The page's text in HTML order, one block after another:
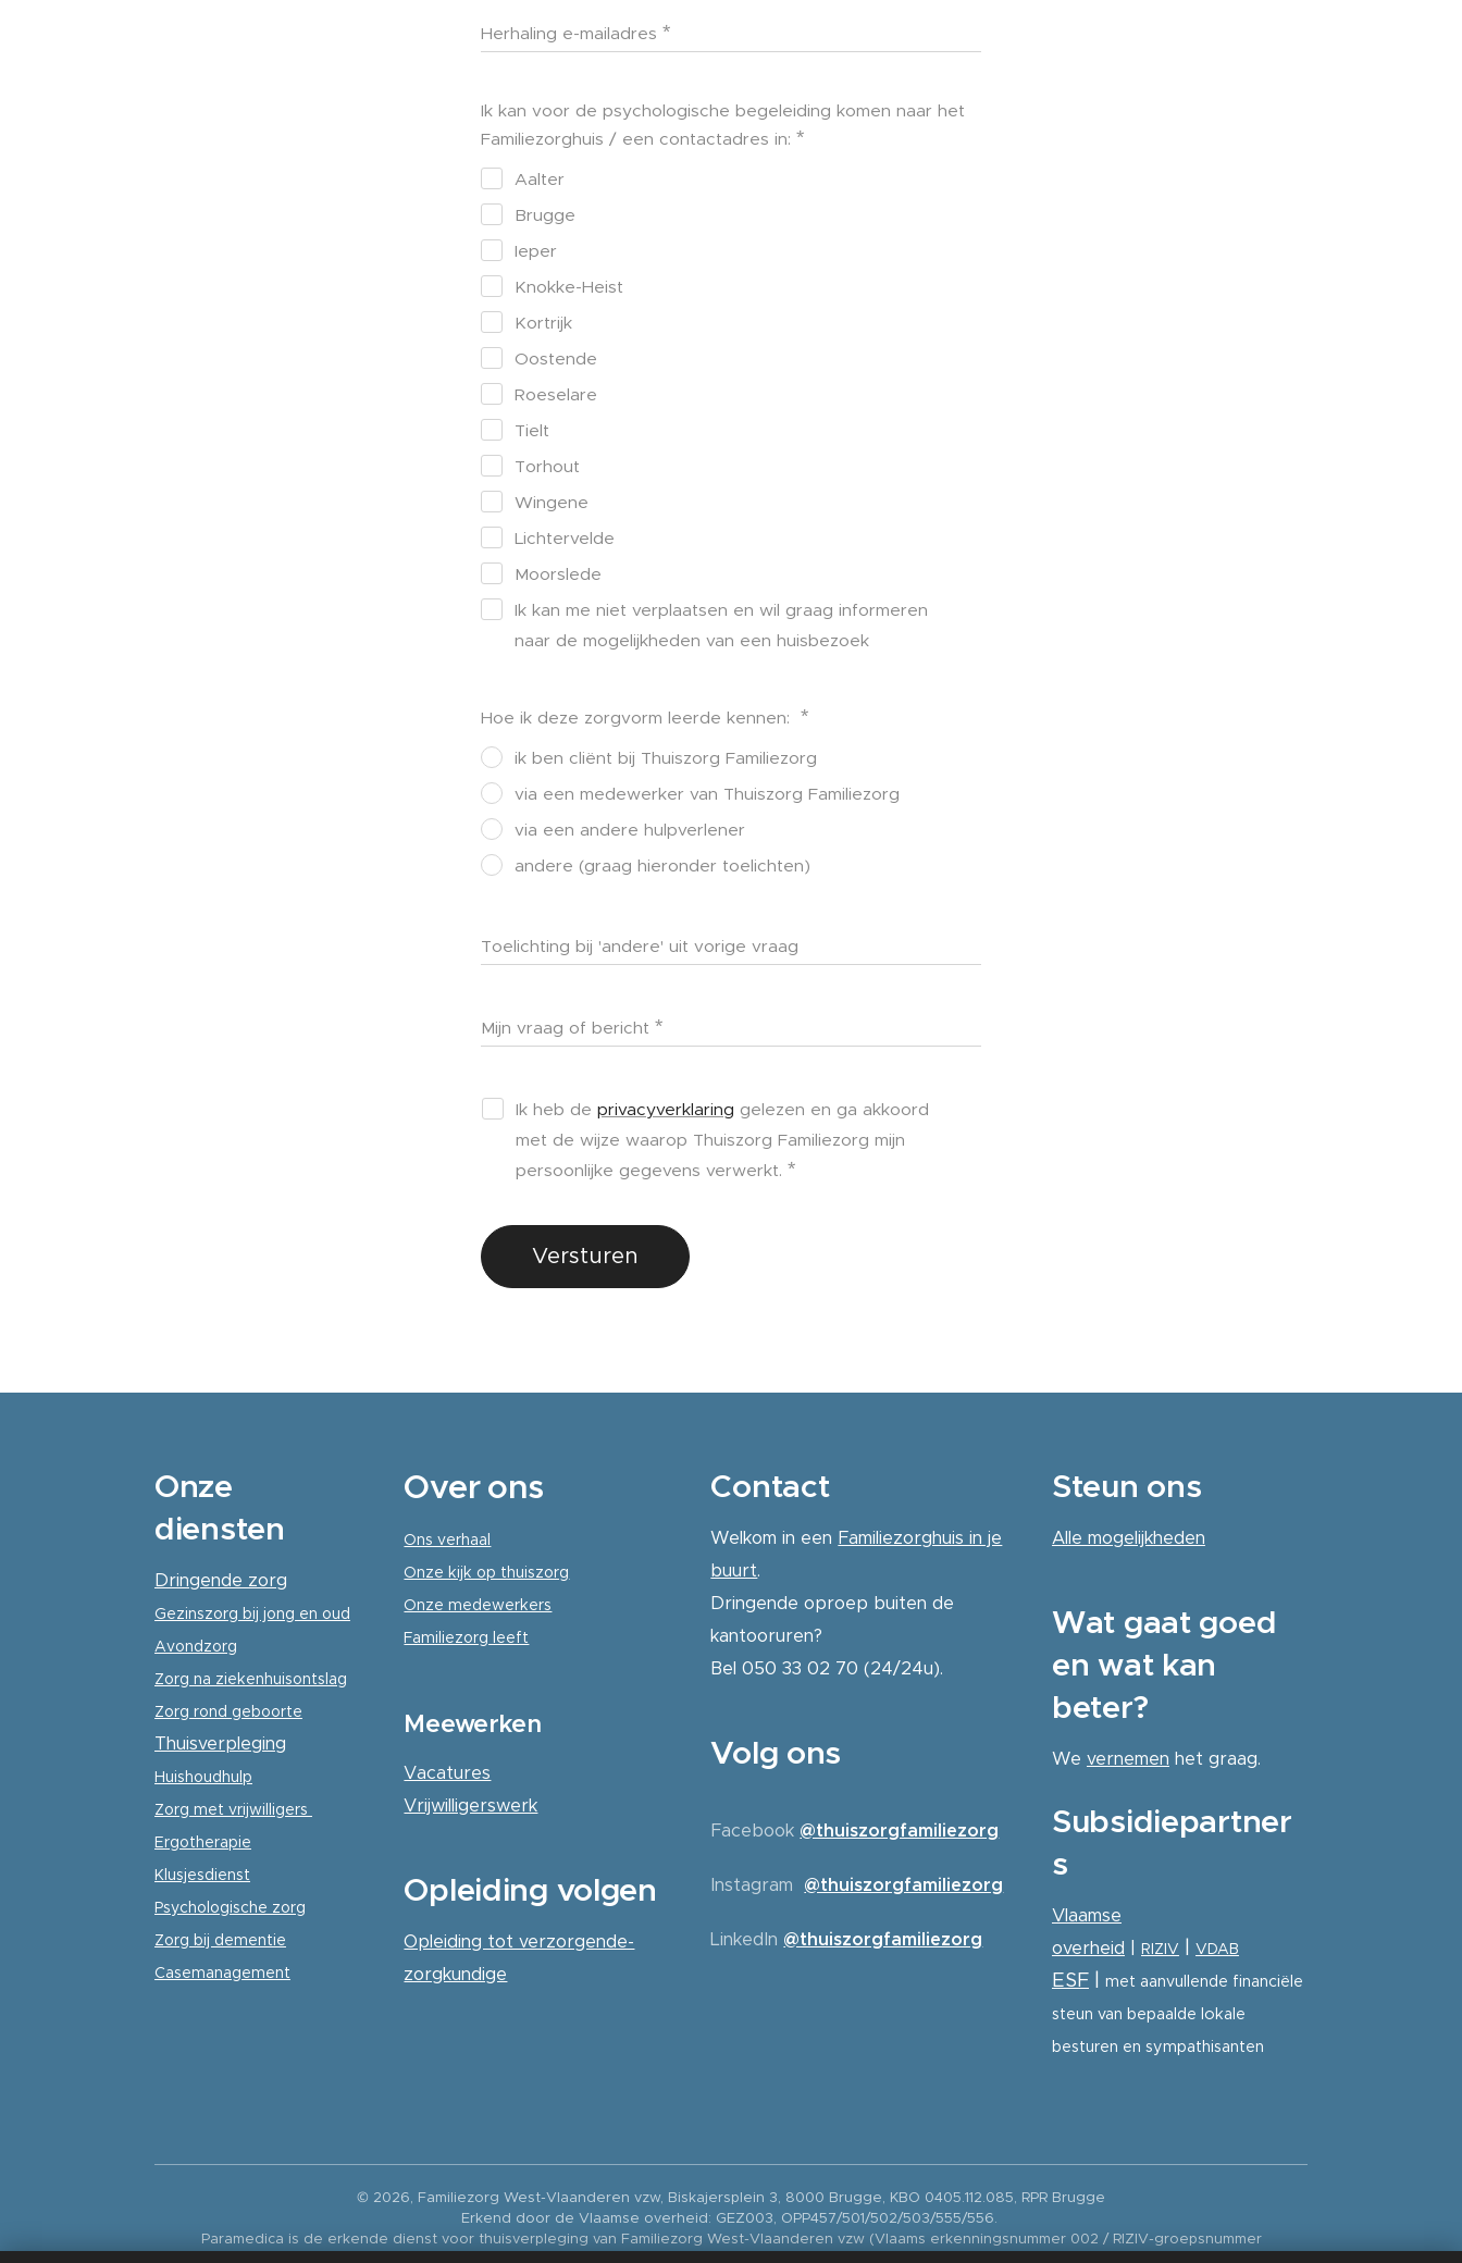
Herhaling e-mailadres
Ik kan voor de psychologische begeleiding komen naar het
Familiezorghuis / een contactadres in:
Aalter
Brugge
Ieper
Knokke-Heist
Kortrijk
Oostende
Roeselare
Tielt
Torhout
Wingene
Lichtervelde
Moorslede
Ik kan me niet verplaatsen en wil graag informeren
naar de mogelijkheden van een huisbezoek
Hoe ik deze zorgvorm leerde kennen:
ik ben cliënt bij Thuiszorg Familiezorg
via een medewerker van Thuiszorg Familiezorg
via een andere hulpverlener
andere (graag hieronder toelichten)
Toelichting bij 'andere' uit vorige vraag
Mijn vraag of bericht
Ik heb de privacyverklaring gelezen en ga akkoord
met de wijze waarop Thuiszorg Familiezorg mijn
persoonlijke gegevens verwerkt.
Versturen
Onze
diensten
Dringende zorg
Gezinszorg bij jong en oud
Avondzorg
Zorg na ziekenhuisontslag
Zorg rond geboorte
Thuisverpleging
Huishoudhulp
Zorg met vrijwilligers
Ergotherapie
Klusjesdienst
Psychologische zorg
Zorg bij dementie
Casemanagement
Over ons
Ons verhaal
Onze kijk op thuiszorg
Onze medewerkers
Familiezorg leeft
Meewerken
Vacatures
Vrijwilligerswerk
Opleiding volgen
Opleiding tot verzorgende-
zorgkundige
Contact
Welkom in een Familiezorghuis in je
buurt.
Dringende oproep buiten de
kantooruren?
Bel 050 33 02 70 (24/24u).
Volg ons
Facebook @thuiszorgfamiliezorg
Instagram @thuiszorgfamiliezorg
LinkedIn @thuiszorgfamiliezorg
Steun ons
Alle mogelijkheden
Wat gaat goed
en wat kan
beter?
We vernemen het graag.
Subsidiepartner
s
Vlaamse
overheid | RIZIV | VDAB
ESF| met aanvullende financiële
steun van bepaalde lokale
besturen en sympathisanten
© 2026, Familiezorg West-Vlaanderen vzw, Biskajersplein 3, 8000 Brugge, KBO 0405.112.085, RPR Brugge
Erkend door de Vlaamse overheid: GEZ003, OPP457/501/502/503/555/556.
Paramedica is de erkende dienst voor thuisverpleging van Familiezorg West-Vlaanderen vzw (Vlaams erkenningsnummer 002 / RIZIV-groepsnummer